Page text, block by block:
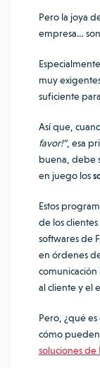
Pero la joya
empresa…
muy
suficiente
Así que,
favor!”, esa
buena, debe
en juego los
Estos
de los clientes
softwares de
en órdenes
al cliente y el
Pero, ¿qué
cómo
soluciones de